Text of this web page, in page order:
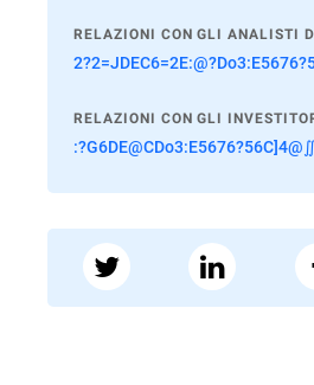
RELAZIONI CON GLI ANALISTI
RELAZIONI CON GLI
:?G6DE@CDo3:E5676?56C]4@∬